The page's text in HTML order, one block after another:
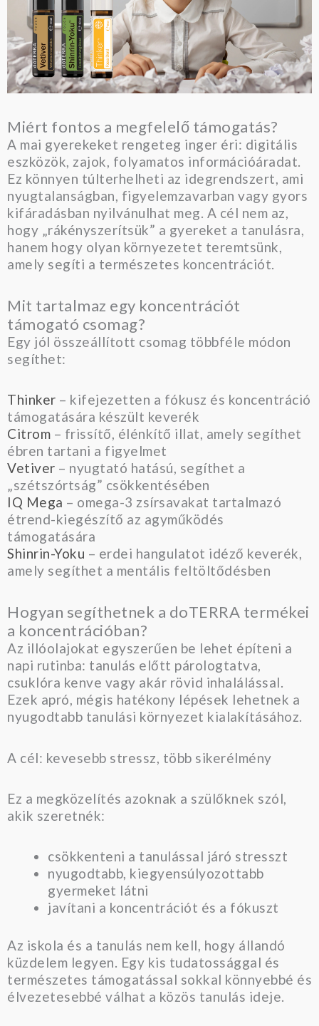
Miért fontos a megfelelő támogatás?
A mai gyerekeket rengeteg inger éri: digitális
eszközök, zajok, folyamatos információáradat.
Ez könnyen túlterhelheti az idegrendszert, ami
nyugtalanságban, figyelemzavarban vagy gyors
kifáradásban nyilvánulhat meg. A cél nem az,
hogy „rákényszerítsük” a gyereket a tanulásra,
hanem hogy olyan környezetet teremtsünk,
amely segíti a természetes koncentrációt.
Mit tartalmaz egy koncentrációt
támogató csomag?
Egy jól összeállított csomag többféle módon
segíthet:
Thinker – kifejezetten a fókusz és koncentráció
támogatására készült keverék
Citrom – frissítő, élénkítő illat, amely segíthet
ébren tartani a figyelmet
Vetiver – nyugtató hatású, segíthet a
„szétszórtság” csökkentésében
IQ Mega – omega-3 zsírsavakat tartalmazó
étrend-kiegészítő az agyműködés
támogatására
Shinrin-Yoku – erdei hangulatot idéző keverék,
amely segíthet a mentális feltöltődésben
Hogyan segíthetnek a doTERRA termékei
a koncentrációban?
Az illóolajokat egyszerűen be lehet építeni a
napi rutinba: tanulás előtt párologtatva,
csuklóra kenve vagy akár rövid inhalálással.
Ezek apró, mégis hatékony lépések lehetnek a
nyugodtabb tanulási környezet kialakításához.
A cél: kevesebb stressz, több sikerélmény
Ez a megközelítés azoknak a szülőknek szól,
akik szeretnék:
csökkenteni a tanulással járó stresszt
nyugodtabb, kiegyensúlyozottabb
gyermeket látni
javítani a koncentrációt és a fókuszt
Az iskola és a tanulás nem kell, hogy állandó
küzdelem legyen. Egy kis tudatossággal és
természetes támogatással sokkal könnyebbé és
élvezetesebbé válhat a közös tanulás ideje.